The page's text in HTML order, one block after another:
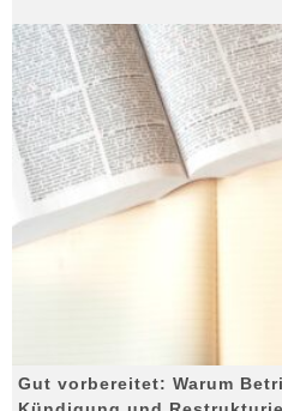
Gut vorbereitet: Warum